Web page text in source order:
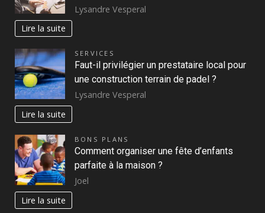
Lysandre Vesperal
Lire la suite
SERVICES
Faut-il privilégier un prestataire local pour
une construction terrain de padel ?
Lysandre Vesperal
Lire la suite
BONS PLANS
Comment organiser une fête d’enfants
parfaite à la maison ?
Joel
Lire la suite